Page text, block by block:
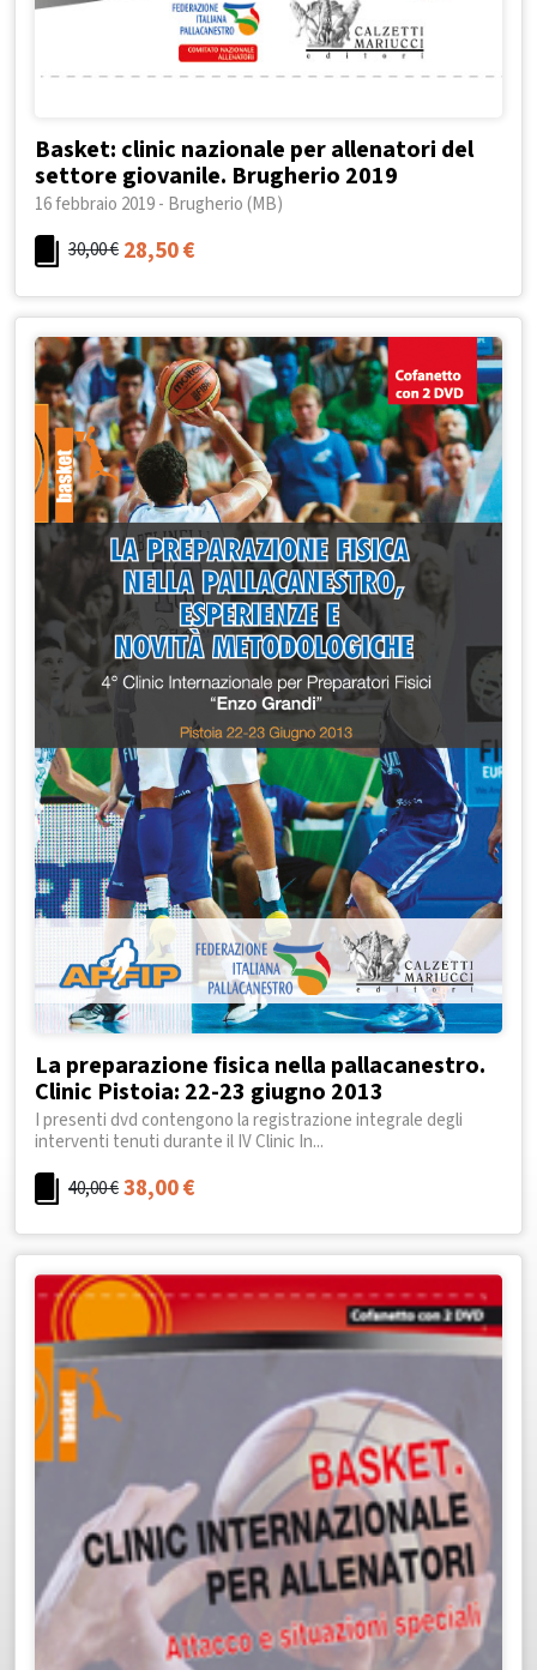
Basket: clinic nazionale per allenatori del
settore giovanile. Brugherio 2019
16 febbraio 2019 - Brugherio (MB)
30,00€ 28,50€
La preparazione fisica nella pallacanestro.
Clinic Pistoia: 22-23 giugno 2013
I presenti dvd contengono la registrazione integrale degli
interventi tenuti durante il IV Clinic In...
40,00€38,00€